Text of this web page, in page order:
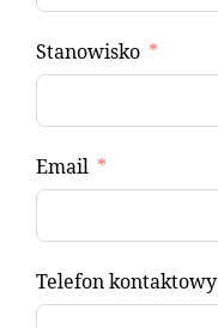
Stanowisko
Email
Telefon kontaktowy